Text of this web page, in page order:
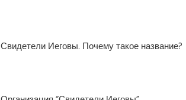
Свидетели Иеговы. Почему такое название?